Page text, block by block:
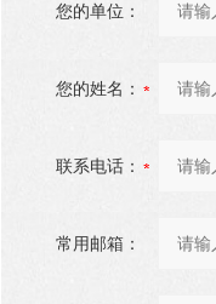
您的单位：
您的姓名：
联系电话：
常用邮箱：